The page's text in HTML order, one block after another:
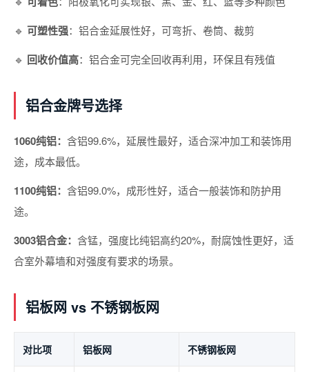
🔹 可塑性强：铝合金延展性好，可弯折、卷筒、裁剪
🔹 回收价值高：铝合金可完全回收再利用，环保且有残值
铝合金牌号选择
1060纯铝： 含铝99.6%，延展性最好，适合深冲加工和装饰用
途，成本最低。
1100纯铝： 含铝99.0%，成形性好，适合一般装饰和防护用
途。
3003铝合金： 含锰，强度比纯铝高约20%，耐腐蚀性更好，适
合室外幕墙和对强度有要求的场景。
铝板网 vs 不锈钢板网
对比项 铝板网 不锈钢板网